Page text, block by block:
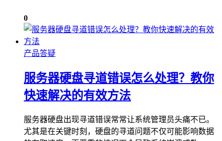
0
产品答疑
服务器硬盘寻道错误怎么处理？教你
快速解决的有效方法
服务器硬盘出现寻道错误常常让系统管理员头痛不已。
尤其是在关键时刻，硬盘的寻道问题不仅可能影响数据